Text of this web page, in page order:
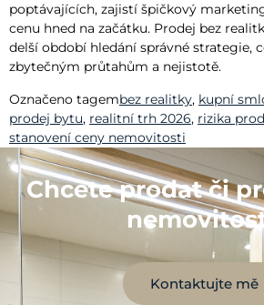
poptávajících, zajistí špičkový
cenu hned na začátku. Prodej bez
delší období hledání správné strategie,
zbytečným průtahům a nejistotě.
Označeno tagembez realitky, kupní
prodej bytu, realitní trh 2026, rizika
stanovení ceny nemovitosti
Chcete prodat či
Kontaktujte mě